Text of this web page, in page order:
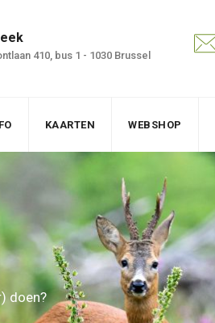
410, bus 1 - 1030 Brussel
KAARTEN WEBSHOP
doen?